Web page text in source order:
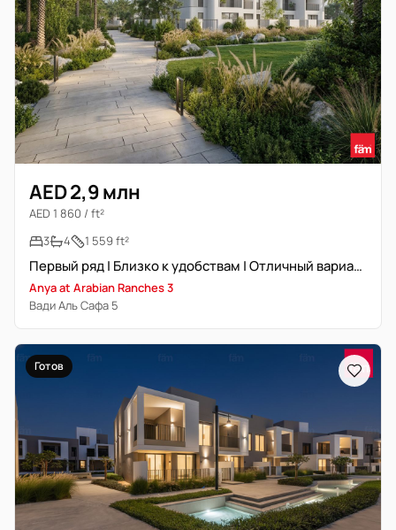
AED 2,9 млн
AED 1 860 / ft²
3
4 1 559 ft²
Первый ряд | Близко к удобствам | Отличный вариант
Anya at Arabian Ranches 3
Вади Аль Сафа 5
Готов